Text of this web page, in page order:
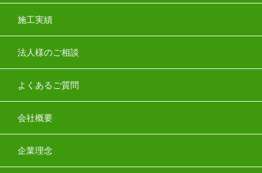
施工実績
法人様のご相談
よくあるご質問
会社概要
企業理念